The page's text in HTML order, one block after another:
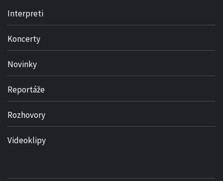
Interpreti
Koncerty
Novinky
Reportáže
Rozhovory
Videoklipy